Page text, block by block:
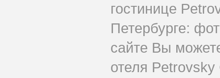
гостинице
Петербурге:
сайте Вы
отеля